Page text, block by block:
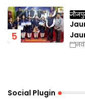
Social Plugin